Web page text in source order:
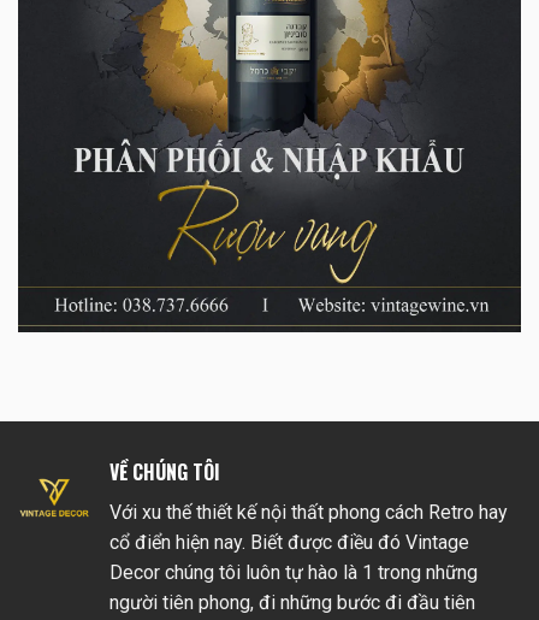
VỀ CHÚNG TÔI
Với xu thế thiết kế nội thất phong cách Retro hay
cổ điển hiện nay. Biết được điều đó Vintage
Decor chúng tôi luôn tự hào là 1 trong những
người tiên phong, đi những bước đi đầu tiên